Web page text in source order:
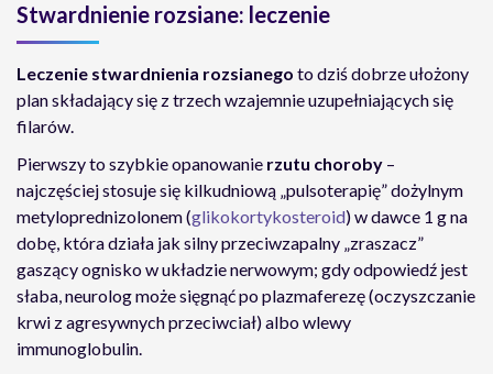
Stwardnienie rozsiane: leczenie
Leczenie stwardnienia rozsianego to dziś dobrze ułożony
plan składający się z trzech wzajemnie uzupełniających się
filarów.
Pierwszy to szybkie opanowanie rzutu choroby –
najczęściej stosuje się kilkudniową „pulsoterapię” dożylnym
metyloprednizolonem (glikokortykosteroid) w dawce 1 g na
dobę, która działa jak silny przeciwzapalny „zraszacz”
gaszący ognisko w układzie nerwowym; gdy odpowiedź jest
słaba, neurolog może sięgnąć po plazmaferezę (oczyszczanie
krwi z agresywnych przeciwciał) albo wlewy
immunoglobulin.